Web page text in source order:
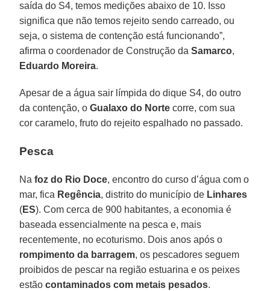
saída do S4, temos medições abaixo de 10. Isso
significa que não temos rejeito sendo carreado, ou
seja, o sistema de contenção está funcionando”,
afirma o coordenador de Construção daSamarco,
Eduardo Moreira.
Apesar de a água sair límpida do dique S4, do outro
da contenção, oGualaxo do Norte corre, com sua
cor caramelo, fruto do rejeito espalhado no passado.
Pesca
Nafoz do Rio Doce, encontro do curso d’água com o
mar, fica Regência, distrito do município de Linhares
(ES). Com cerca de 900 habitantes, a economia é
baseada essencialmente na pesca e, mais
recentemente, no ecoturismo. Dois anos após o
rompimento da barragem, os pescadores seguem
proibidos de pescar na região estuarina e os peixes
estãocontaminados com metais pesados.